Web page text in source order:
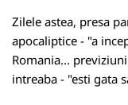
Zilele astea, presa
apocaliptice - "a
Romania...
intreaba - "esti gata